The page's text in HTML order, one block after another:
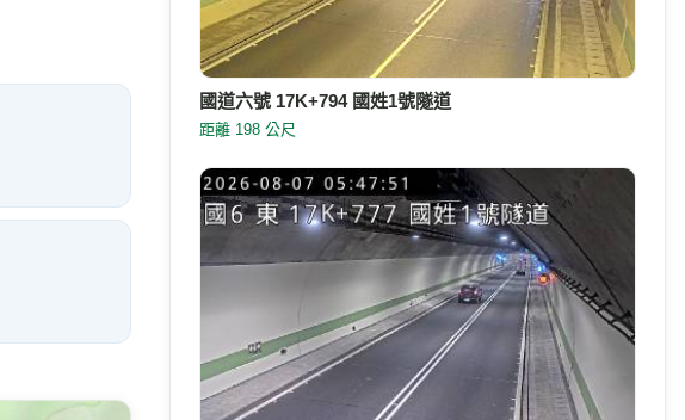
國道六號 17K+794 國姓1號隧道
距離 198 公尺